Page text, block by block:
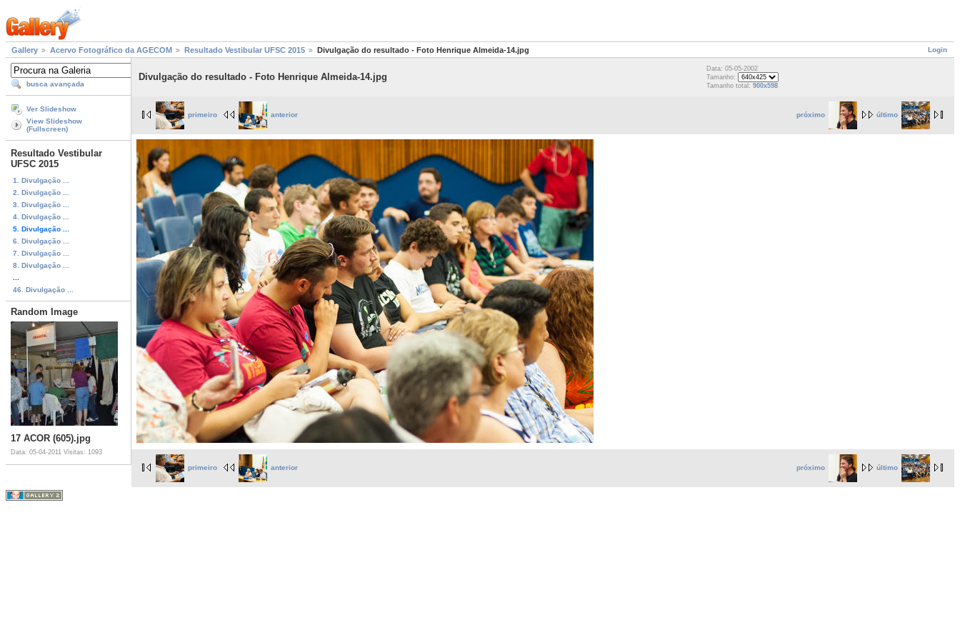
Login
Gallery Acervo Fotográfico da AGECOM Resultado Vestibular UFSC 2015 Divulgação do resultado - Foto Henrique Almeida-14.jpg
busca avançada
Ver Slideshow
View Slideshow
(Fullscreen)
Resultado Vestibular
UFSC 2015
1. Divulgação ...
2. Divulgação ...
3. Divulgação ...
4. Divulgação ...
5. Divulgação ...
6. Divulgação ...
7. Divulgação ...
8. Divulgação ...
46. Divulgação ...
Random Image
17 ACOR (605).jpg
Data: 05-04-2011 Visitas: 1093
Divulgação do resultado - Foto Henrique Almeida-14.jpg
Data: 05-05-2002
Tamanho:
Tamanho total: 900x598
próximo último
primeiro anterior
próximo último
primeiro anterior